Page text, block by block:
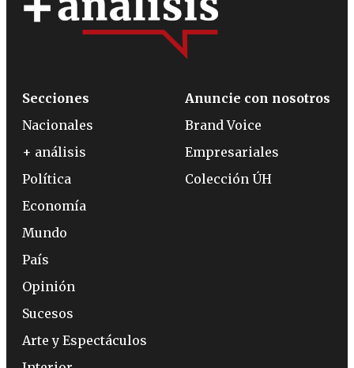
Secciones
Nacionales
+ análisis
Política
Economía
Mundo
País
Opinión
Sucesos
Arte y Espectáculos
Anuncie con nosotros
Brand Voice
Empresariales
Colección ÚH